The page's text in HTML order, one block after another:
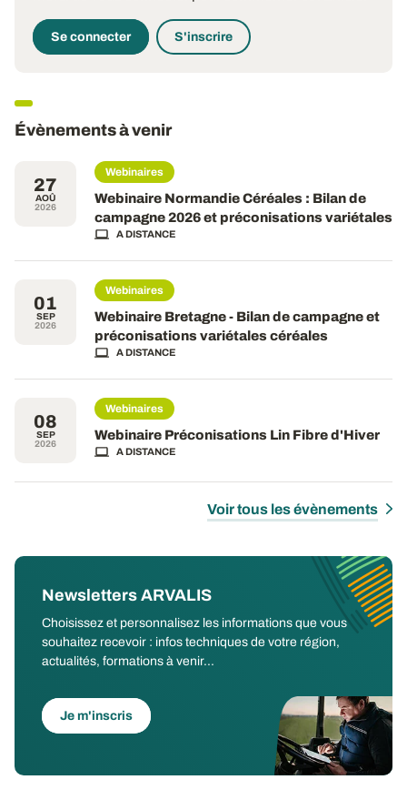
Se connecter S'inscrire
Évènements à venir
27
AOÛ
2026
Webinaires
Webinaire Normandie Céréales : Bilan de
campagne 2026 et préconisations variétales
A DISTANCE
01
SEP
2026
Webinaires
Webinaire Bretagne - Bilan de campagne et
préconisations variétales céréales
A DISTANCE
08
SEP
2026
Webinaires
Webinaire Préconisations Lin Fibre d'Hiver
A DISTANCE
Voir tous les évènements
Newsletters ARVALIS
Choisissez et personnalisez les informations que vous
souhaitez recevoir : infos techniques de votre région,
actualités, formations à venir...
Je m'inscris